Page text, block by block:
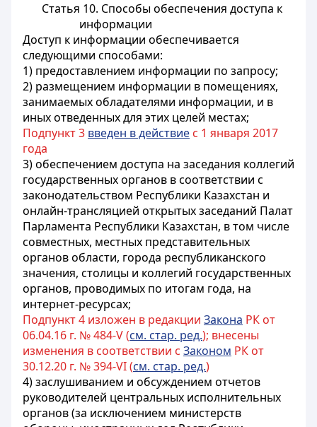
Статья 10. Способы обеспечения доступа к
информации
Доступ к информации обеспечивается
следующими способами:
1) предоставлением информации по запросу;
2) размещением информации в помещениях,
занимаемых обладателями информации, и в
иных отведенных для этих целей местах;
Подпункт 3 введен в действие с 1 января 2017
года
3) обеспечением доступа на заседания коллегий
государственных органов в соответствии с
законодательством Республики Казахстан и
онлайн-трансляцией открытых заседаний Палат
Парламента Республики Казахстан, в том числе
совместных, местных представительных
органов области, города республиканского
значения, столицы и коллегий государственных
органов, проводимых по итогам года, на
интернет-ресурсах;
Подпункт 4 изложен в редакции Закона РК от
06.04.16 г. № 484-V (см. стар. ред.); внесены
изменения в соответствии с Законом РК от
30.12.20 г. № 394-VI (см. стар. ред.)
4) заслушиванием и обсуждением отчетов
руководителей центральных исполнительных
органов (за исключением министерств